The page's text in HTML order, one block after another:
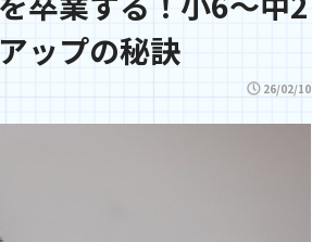
ップの秘訣
26/02/10